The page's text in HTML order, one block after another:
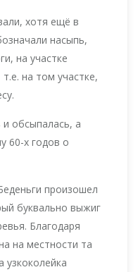
хотя ещё в
насыпь,
на участке
на том участке,
обсыпалась, а
60-х годов о
произошел
буквально выжиг
Благодаря
на местности та
узкоколейка